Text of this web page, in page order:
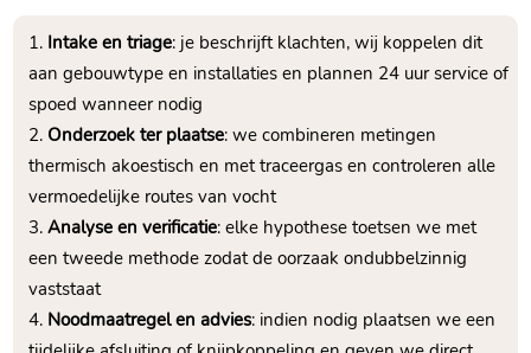
Intake en triage: je beschrijft klachten, wij koppelen dit
aan gebouwtype en installaties en plannen 24 uur service of
spoed wanneer nodig
Onderzoek ter plaatse: we combineren metingen
thermisch akoestisch en met traceergas en controleren alle
vermoedelijke routes van vocht
Analyse en verificatie: elke hypothese toetsen we met
een tweede methode zodat de oorzaak ondubbelzinnig
vaststaat
Noodmaatregel en advies: indien nodig plaatsen we een